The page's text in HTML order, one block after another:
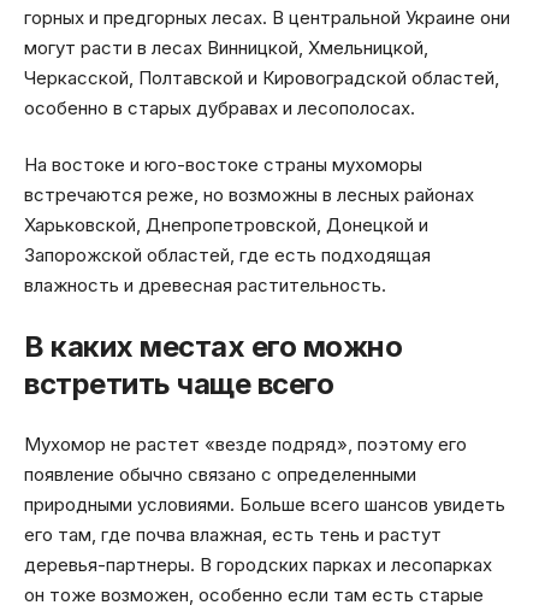
горных и предгорных лесах. В центральной Украине они
могут расти в лесах Винницкой, Хмельницкой,
Черкасской, Полтавской и Кировоградской областей,
особенно в старых дубравах и лесополосах.
На востоке и юго-востоке страны мухоморы
встречаются реже, но возможны в лесных районах
Харьковской, Днепропетровской, Донецкой и
Запорожской областей, где есть подходящая
влажность и древесная растительность.
В каких местах его можно
встретить чаще всего
Мухомор не растет «везде подряд», поэтому его
появление обычно связано с определенными
природными условиями. Больше всего шансов увидеть
его там, где почва влажная, есть тень и растут
деревья-партнеры. В городских парках и лесопарках
он тоже возможен, особенно если там есть старые